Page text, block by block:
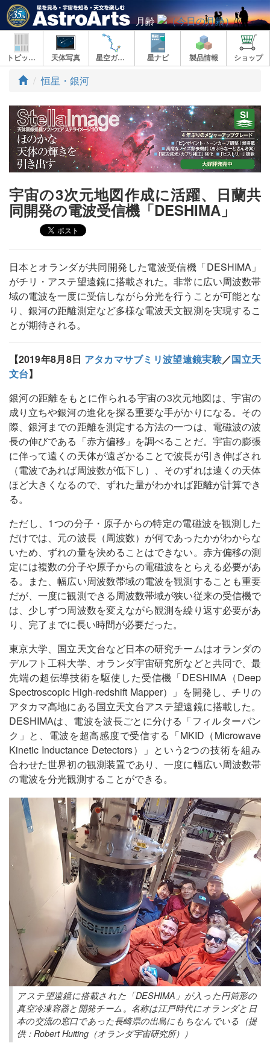
月齢
トピックス 天体写真 星空ガイド 星ナビ 製品情報 ショップ
ト
プ
恒星・銀河
宇宙の3次元地図作成に活躍、日蘭共
同開発の電波受信機「DESHIMA」
日本とオランダが共同開発した電波受信機「DESHIMA」
がチリ・アステ望遠鏡に搭載された。非常に広い周波数帯
域の電波を一度に受信しながら分光を行うことが可能とな
り、銀河の距離測定など多様な電波天文観測を実現するこ
とが期待される。
【2019年8月8日 アタカマサブミリ波望遠鏡実験／国立天
文台】
銀河の距離をもとに作られる宇宙の3次元地図は、宇宙の
成り立ちや銀河の進化を探る重要な手がかりになる。その
際、銀河までの距離を測定する方法の一つは、電磁波の波
長の伸びである「赤方偏移」を調べることだ。宇宙の膨張
に伴って遠くの天体が遠ざかることで波長が引き伸ばされ
（電波であれば周波数が低下し）、そのずれは遠くの天体
ほど大きくなるので、ずれた量がわかれば距離が計算でき
る。
ただし、1つの分子・原子からの特定の電磁波を観測した
だけでは、元の波長（周波数）が何であったかがわからな
いため、ずれの量を決めることはできない。赤方偏移の測
定には複数の分子や原子からの電磁波をとらえる必要があ
る。また、幅広い周波数帯域の電波を観測することも重要
だが、一度に観測できる周波数帯域が狭い従来の受信機で
は、少しずつ周波数を変えながら観測を繰り返す必要があ
り、完了までに長い時間が必要だった。
東京大学、国立天文台など日本の研究チームはオランダの
デルフト工科大学、オランダ宇宙研究所などと共同で、最
先端の超伝導技術を駆使した受信機「DESHIMA（Deep
Spectroscopic High-redshift Mapper）」を開発し、チリの
アタカマ高地にある国立天文台アステ望遠鏡に搭載した。
DESHIMAは、電波を波長ごとに分ける「フィルターバン
ク」と、電波を超高感度で受信する「MKID（Microwave
Kinetic Inductance Detectors）」という2つの技術を組み
合わせた世界初の観測装置であり、一度に幅広い周波数帯
の電波を分光観測することができる。
アステ望遠鏡に搭載された「DESHIMA」が入った円筒形の
真空冷凍容器と開発チーム。名称は江戸時代にオランダと日
本の交流の窓口であった長崎県の出島にもちなんでいる（提
供：Robert Huiting（オランダ宇宙研究所））